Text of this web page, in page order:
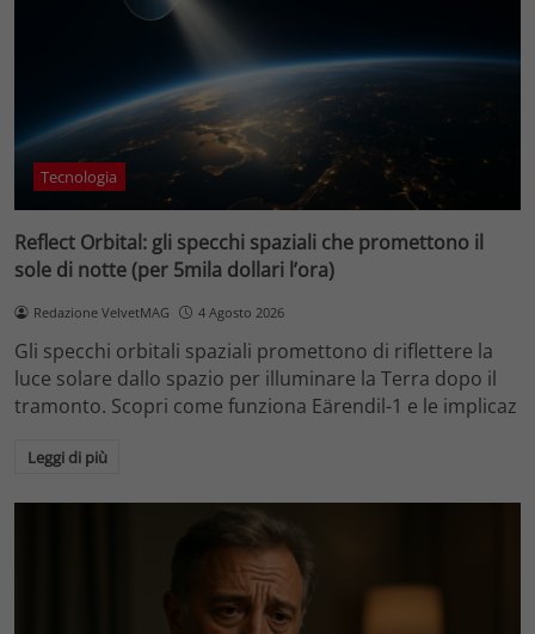
Tecnologia
Reflect Orbital: gli specchi spaziali che promettono il
sole di notte (per 5mila dollari l’ora)
Redazione VelvetMAG 4 Agosto 2026
Gli specchi orbitali spaziali promettono di riflettere la
luce solare dallo spazio per illuminare la Terra dopo il
tramonto. Scopri come funziona Eärendil-1 e le implicaz
Leggi di più